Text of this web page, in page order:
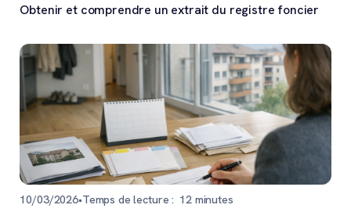
Obtenir et comprendre un extrait du registre foncier
10/03/2026•Temps de lecture : 12minutes